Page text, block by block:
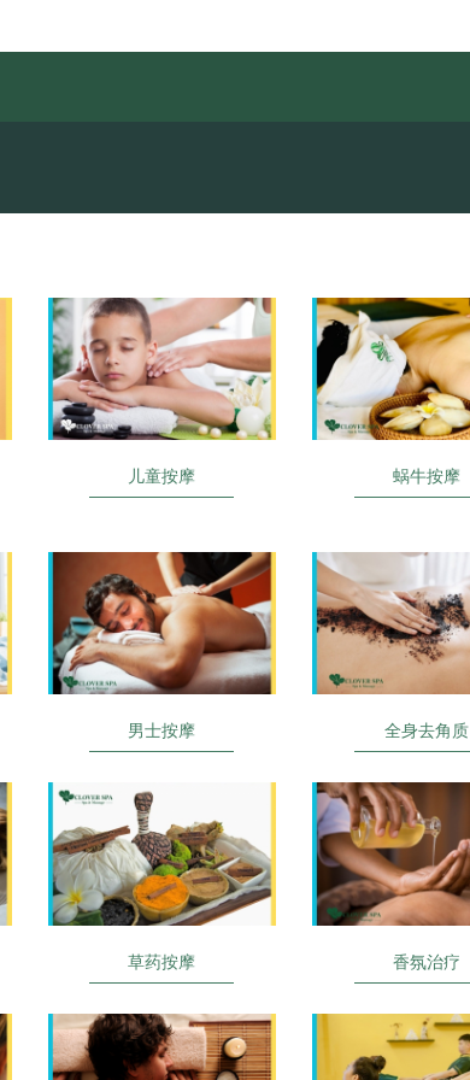
儿童按摩 蜗牛按摩
男士按摩 全身去角质
草药按摩 香氛治疗